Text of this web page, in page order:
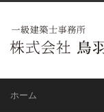
ホーム